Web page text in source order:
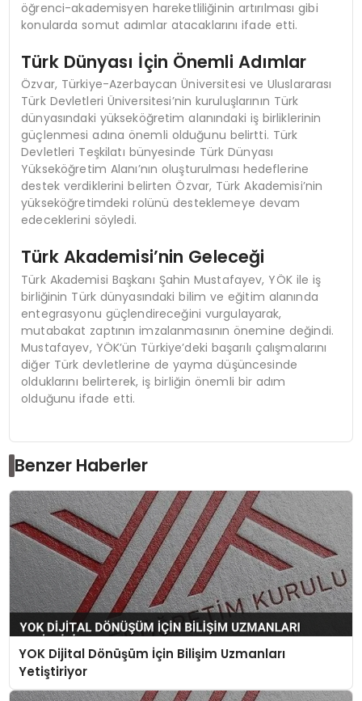
öğrenci-akademisyen hareketliliğinin artırılması gibi
konularda somut adımlar atacaklarını ifade etti.
Türk Dünyası İçin Önemli Adımlar
Özvar, Türkiye-Azerbaycan Üniversitesi ve Uluslararası
Türk Devletleri Üniversitesi’nin kuruluşlarının Türk
dünyasındaki yükseköğretim alanındaki iş birliklerinin
güçlenmesi adına önemli olduğunu belirtti. Türk
Devletleri Teşkilatı bünyesinde Türk Dünyası
Yükseköğretim Alanı’nın oluşturulması hedeflerine
destek verdiklerini belirten Özvar, Türk Akademisi’nin
yükseköğretimdeki rolünü desteklemeye devam
edeceklerini söyledi.
Türk Akademisi’nin Geleceği
Türk Akademisi Başkanı Şahin Mustafayev, YÖK ile iş
birliğinin Türk dünyasındaki bilim ve eğitim alanında
entegrasyonu güçlendireceğini vurgulayarak,
mutabakat zaptının imzalanmasının önemine değindi.
Mustafayev, YÖK’ün Türkiye’deki başarılı çalışmalarını
diğer Türk devletlerine de yayma düşüncesinde
olduklarını belirterek, iş birliğin önemli bir adım
olduğunu ifade etti.
Benzer Haberler
YOK Dijital Dönüşüm İçin Bilişim Uzmanları
Yetiştiriyor